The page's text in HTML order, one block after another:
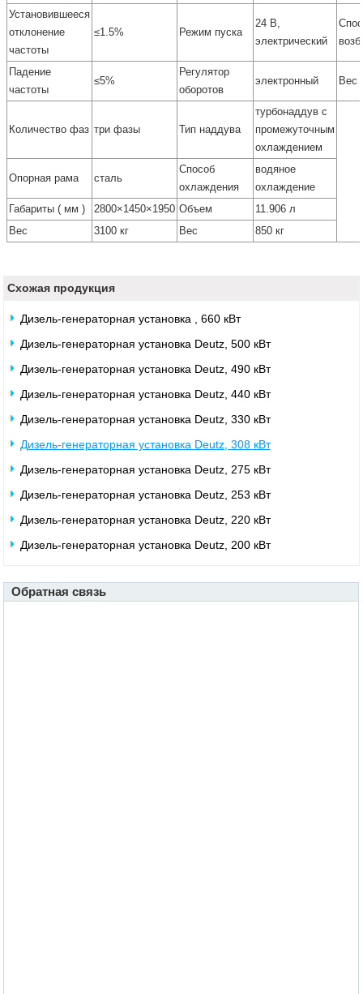
Установившееся
отклонение
частоты
≤1.5% Режим пуска
24 В,
электрический
Падение
частоты
≤5%
Регулятор
оборотов
электронный Вес
Количество фаз три фазы Тип наддува
турбонаддув с
промежуточным
охлаждением
Опорная рама сталь
Способ
охлаждения
водяное
охлаждение
Габариты ( мм )
2800×1450×1950 Объем
11.906 л
Вес
3100 кг Вес 850 кг
Схожая продукция
Дизель-генераторная установка , 660 кВт
Дизель-генераторная установка Deutz, 500 кВт
Дизель-генераторная установка Deutz, 490 кВт
Дизель-генераторная установка Deutz, 440 кВт
Дизель-генераторная установка Deutz, 330 кВт
Дизель-генераторная установка Deutz, 308 кВт
Дизель-генераторная установка Deutz, 275 кВт
Дизель-генераторная установка Deutz, 253 кВт
Дизель-генераторная установка Deutz, 220 кВт
Дизель-генераторная установка Deutz, 200 кВт
Обратная связь